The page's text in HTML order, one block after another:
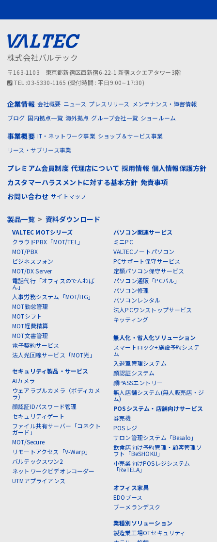
株式会社バルテック
〒163-1103 東京都新宿区西新宿6-22-1 新宿スクエアタワー3階
TEL :03-5330-1165 (受付時間 : 平日9:00∼17:30)
企業情報 会社概要 ニュース プレスリリース
メンテナンス・障害情報
ブログ 国内拠点一覧 海外拠点 グループ会社一覧 ショールーム
事業概要 IT・ネットワーク事業 ショップ＆サービス事業
リース・サブリース事業
プレミアム会員制度 代理店について 採用情報 個人情報保護方針
カスタマーハラスメントに対する基本方針 免責事項
お問い合わせ サイトマップ
製品一覧> 資料ダウンロード
VALTEC MOTシリーズ
クラウドPBX「MOT/TEL」
MOT/PBX
ビジネスフォン
MOT/DX Server
電話代行「オフィスのでんわば
ん」
人事労務システム「MOT/HG」
MOT勤怠管理
MOTシフト
MOT経費精算
MOT文書管理
電子契約サービス
法人光回線サービス「MOT光」
セキュリティ製品・サービス
AIカメラ
ウェアラブルカメラ（ボディカメ
ラ）
顔認証IDパスワード管理
セキュリティゲート
ファイル共有サーバー「コネクト
ガード」
MOT/Secure
リモートアクセス「V-Warp」
バルテックスワン2
ネットワークビデオレコーダー
UTMアプライアンス
パソコン関連サービス
ミニPC
VALTECノートパソコン
PCサポート保守サービス
定額パソコン保守サービス
パソコン通販「PCバル」
パソコン修理
パソコンレンタル
法人PCワンストップサービス
キッティング
無人化・省人化ソリューション
スマートロック+施設予約システ
ム
入退室管理システム
顔認証システム
顔PASSエントリー
無人店舗システム(無人販売店・ジ
ム)
POSシステム・店舗向けサービス
券売機
POSレジ
サロン管理システム「Besalo」
飲食店向け予約管理・顧客管理ソ
フト「BeSHOKU」
小売業向けPOSレジシステム
「ReTELA」
オフィス家具
EDOブース
ブーメランデスク
業種別ソリューション
製造業工場OTセキュリティ